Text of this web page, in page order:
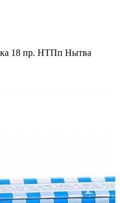
18 пр. НТПп Нытва